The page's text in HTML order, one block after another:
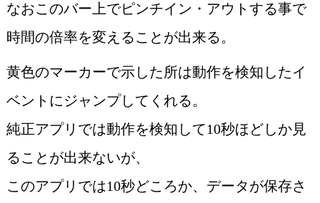
なおこのバー上でピンチイン・アウトする事で
時間の倍率を変えることが出来る。
黄色のマーカーで示した所は動作を検知したイ
ベントにジャンプしてくれる。
純正アプリでは動作を検知して10秒ほどしか見
ることが出来ないが、
このアプリでは10秒どころか、データが保存さ